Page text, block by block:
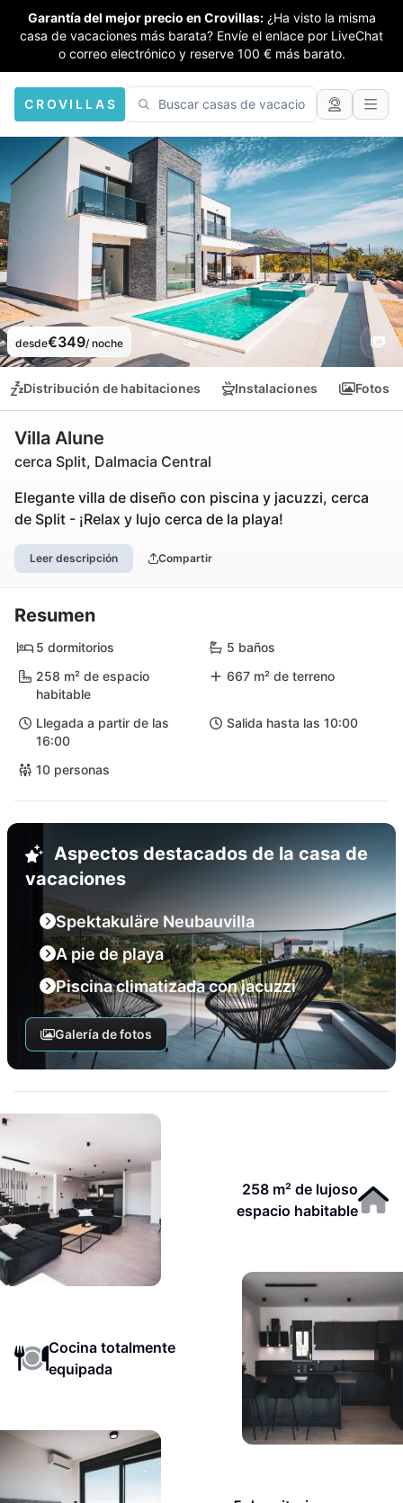
Garantía del mejor precio en Crovillas: ¿Ha visto la misma
casa de vacaciones más barata? Envíe el enlace por LiveChat
o correo electrónico y reserve 100 € más barato.
CROVILLAS
desde€349/ noche
Distribución de habitaciones Instalaciones Fotos
Villa Alune
cerca Split, Dalmacia Central
Elegante villa de diseño con piscina y jacuzzi, cerca
de Split - ¡Relax y lujo cerca de la playa!
Leer descripción Compartir
Resumen
5 dormitorios
5 baños
258 m² de espacio
habitable
667 m² de terreno
Llegada a partir de las
16:00
Salida hasta las 10:00
10 personas
Aspectos destacados de la casa de
vacaciones
Spektakuläre Neubauvilla
A pie de playa
Piscina climatizada con jacuzzi
Galería de fotos
258 m² de lujoso
espacio habitable
Cocina totalmente
equipada